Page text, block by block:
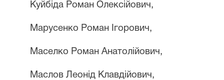
Куйбіда Роман Олексійович,
Марусенко Роман Ігорович,
Маселко Роман Анатолійович,
Маслов Леонід Клавдійович,